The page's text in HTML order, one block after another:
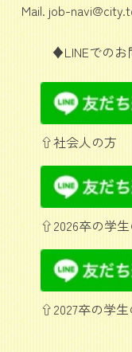
Mail. job-
♦LINEでのお
⇧社会人の方
⇧2026卒の学
⇧2027卒の学生